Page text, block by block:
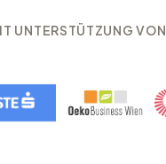
UNTERSTÜTZUNG VON